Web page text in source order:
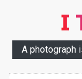
I
A photograph